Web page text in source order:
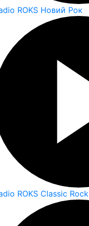
ROKS Новий Рок
ROKS Classic Rock